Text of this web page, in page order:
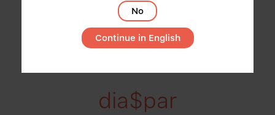
dia$par
No
Continue in English